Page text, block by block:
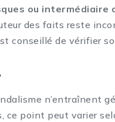
ou intermédiaire
des faits reste
conseillé de vérifier
n’entraînent
ce point peut varier